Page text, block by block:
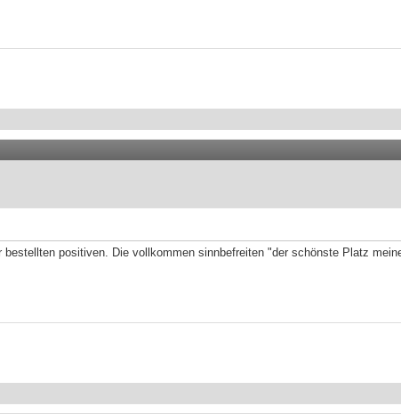
positiven. Die vollkommen sinnbefreiten "der schönste Platz